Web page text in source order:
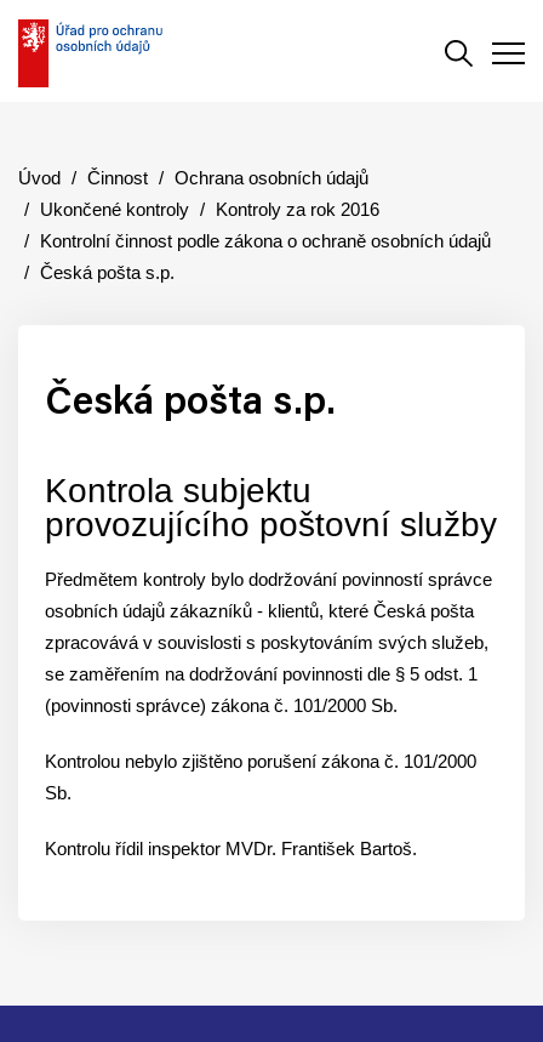
Úvod Činnost
Ochrana osobních údajů
Ukončené kontroly
Kontroly za rok 2016
Kontrolní činnost podle zákona o ochraně osobních údajů
Česká pošta s.p.
Česká pošta s.p.
Kontrola subjektu
provozujícího poštovní služby
Předmětem kontroly bylo dodržování povinností správce
osobních údajů zákazníků - klientů, které Česká pošta
zpracovává v souvislosti s poskytováním svých služeb,
se zaměřením na dodržování povinnosti dle § 5 odst. 1
(povinnosti správce) zákona č. 101/2000 Sb.
Kontrolou nebylo zjištěno porušení zákona č. 101/2000
Sb.
Kontrolu řídil inspektor MVDr. František Bartoš.